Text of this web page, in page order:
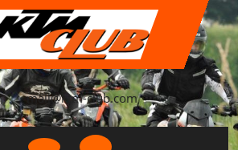
mail@ktm-club.com